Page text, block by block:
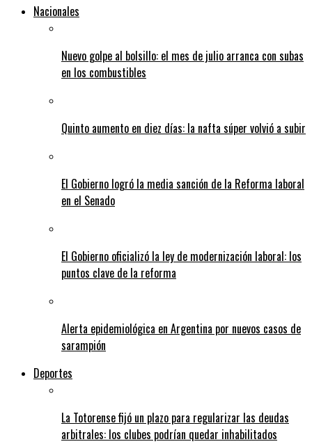
Nacionales
Nuevo golpe al bolsillo: el mes de julio arranca con subas
en los combustibles
Quinto aumento en diez días: la nafta súper volvió a subir
El Gobierno logró la media sanción de la Reforma laboral
en el Senado
El Gobierno oficializó la ley de modernización laboral: los
puntos clave de la reforma
Alerta epidemiológica en Argentina por nuevos casos de
sarampión
Deportes
La Totorense fijó un plazo para regularizar las deudas
arbitrales: los clubes podrían quedar inhabilitados